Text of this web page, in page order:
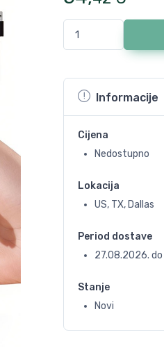
Informacije
Cijena
Nedostupno
Lokacija
US, TX, Dallas
Period dostave
27.08.2026. do
Stanje
Novi